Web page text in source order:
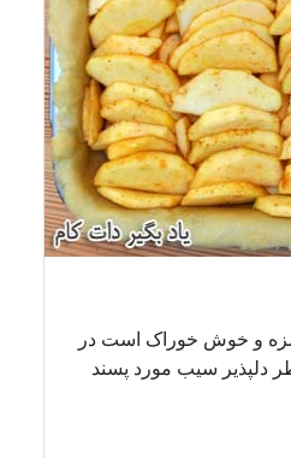
و خوش خوراک است در
سیب مورد پسند